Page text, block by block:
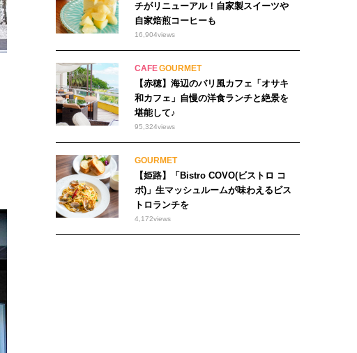
チがリニューアル！自家製スイーツや
自家焙煎コーヒーも
16,904views
CAFEGOURMET
【赤穂】海辺のバリ風カフェ「オサキ
和カフェ」自慢の洋食ランチと絶景を
堪能して♪
95,324views
GOURMET
【姫路】「Bistro COVO(ビストロ コ
ボ)」生マッシュルームが味わえるビス
トロランチを
4,172views